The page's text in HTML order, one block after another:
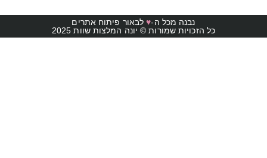
נבנה מכל ה-♥לבאור פיתוח אתרים
כל הזכויות שמורות © יונה המלצות שוות 2025